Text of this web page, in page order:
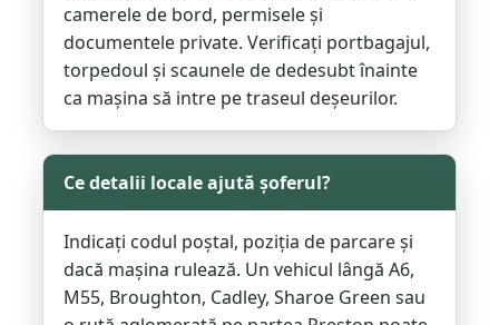
camerele de bord, permisele și
documentele private. Verificați portbagajul,
torpedoul și scaunele de dedesubt înainte
ca mașina să intre pe traseul deșeurilor.
Ce detalii locale ajută șoferul?
Indicați codul poștal, poziția de parcare și
dacă mașina rulează. Un vehicul lângă A6,
M55, Broughton, Cadley, Sharoe Green sau